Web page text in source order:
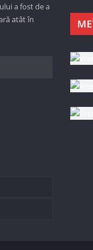
a fost de a
atât în